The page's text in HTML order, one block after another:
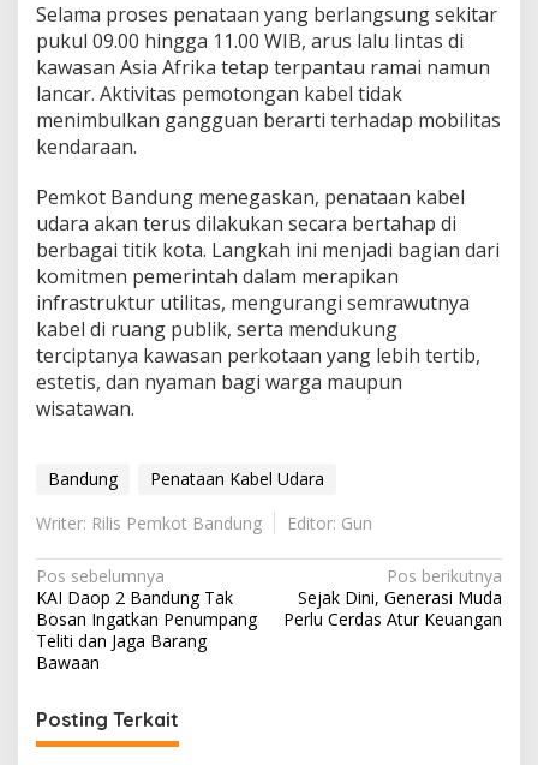
Selama proses penataan yang berlangsung sekitar
pukul 09.00 hingga 11.00 WIB, arus lalu lintas di
kawasan Asia Afrika tetap terpantau ramai namun
lancar. Aktivitas pemotongan kabel tidak
menimbulkan gangguan berarti terhadap mobilitas
kendaraan.
Pemkot Bandung menegaskan, penataan kabel
udara akan terus dilakukan secara bertahap di
berbagai titik kota. Langkah ini menjadi bagian dari
komitmen pemerintah dalam merapikan
infrastruktur utilitas, mengurangi semrawutnya
kabel di ruang publik, serta mendukung
terciptanya kawasan perkotaan yang lebih tertib,
estetis, dan nyaman bagi warga maupun
wisatawan.
Bandung
Penataan Kabel Udara
Writer: Rilis Pemkot Bandung
Editor: Gun
Navigasi
pos
Pos sebelumnya
KAI Daop 2 Bandung Tak
Bosan Ingatkan Penumpang
Teliti dan Jaga Barang
Bawaan
Pos berikutnya
Sejak Dini, Generasi Muda
Perlu Cerdas Atur Keuangan
Posting Terkait